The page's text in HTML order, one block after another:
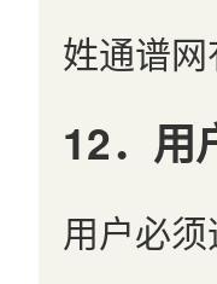
姓通谱
12．用
用户必